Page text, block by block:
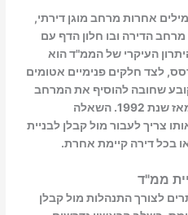
אחרות מרחב מוגן דירתי,
הדירה ובו חלון הדף עם
העיקרי של הממ"ד הוא
לצד חלקים פנימיים אטומים
שחובה להוסיף את המרחב
המוגן הדירתי בכל בית שנבנה מאז שנת 1992. השאלה
צריך לעבור מול קבלן לבניית
בכל דירה קיימת אחרת.
ממ"ד
לצורך התנהלות מול קבלן